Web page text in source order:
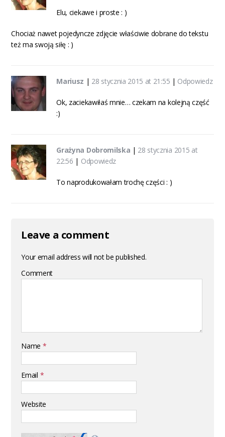
Elu, ciekawe i proste : )
Chociaż nawet pojedyncze zdjęcie właściwie dobrane do tekstu
też ma swoją siłę : )
Mariusz | 28 stycznia 2015 at 21:55 | Odpowiedz
Ok, zaciekawiłaś mnie… czekam na kolejną część
:)
Grażyna Dobromilska | 28 stycznia 2015 at
22:56 | Odpowiedz
To naprodukowałam trochę części : )
Leave a comment
Your email address will not be published.
Comment
Name *
Email *
Website